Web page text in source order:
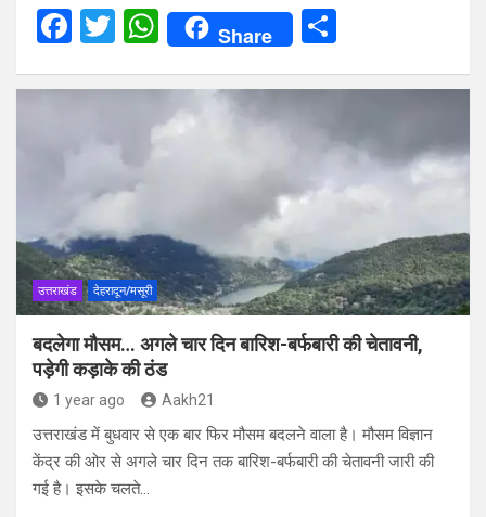
F
ce
o
k
T
tt
W
h
at
s
p
Share
ar
उत्तराखंड देहरादून/मसूरी
बदलेगा मौसम… अगले चार दिन बारिश-बर्फबारी की चेतावनी,
पड़ेगी कड़ाके की ठंड
1 year ago Aakh21
उत्तराखंड में बुधवार से एक बार फिर मौसम बदलने वाला है। मौसम विज्ञान
केंद्र की ओर से अगले चार दिन तक बारिश-बर्फबारी की चेतावनी जारी की
गई है। इसके चलते…